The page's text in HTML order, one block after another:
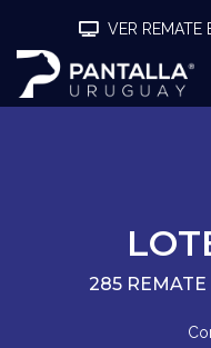
VER REMATE
285